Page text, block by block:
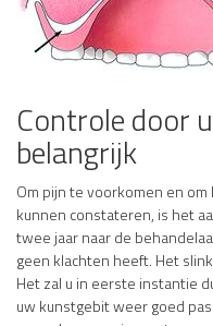
Controle door
belangrijk
Om pijn te voorkomen en
kunnen constateren, is het
twee jaar naar de
geen klachten heeft. Het
Het zal u in eerste instantie
uw kunstgebit weer goed